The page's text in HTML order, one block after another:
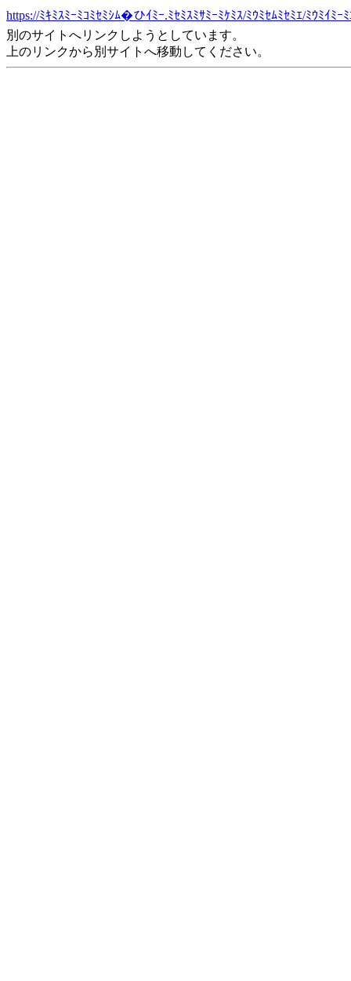
https://ﾐｷﾐｽﾐｰﾐｺﾐｾﾐｼﾑ�ひｲﾐｰ.ﾐｾﾐｽﾐｻﾐｰﾐｹﾐｽ/ﾐｳﾐｾﾑﾐｾﾐｴ/ﾐｳﾐｲﾐｰ
別のサイトへリンクしようとしています。
上のリンクから別サイトへ移動してください。